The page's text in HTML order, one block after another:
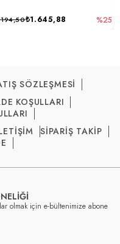
₺1.645,88 %25
SÖZLEŞMESİ
KOŞULLARI
SİPARİŞ TAKİP
olmak için e-bültenimize abone